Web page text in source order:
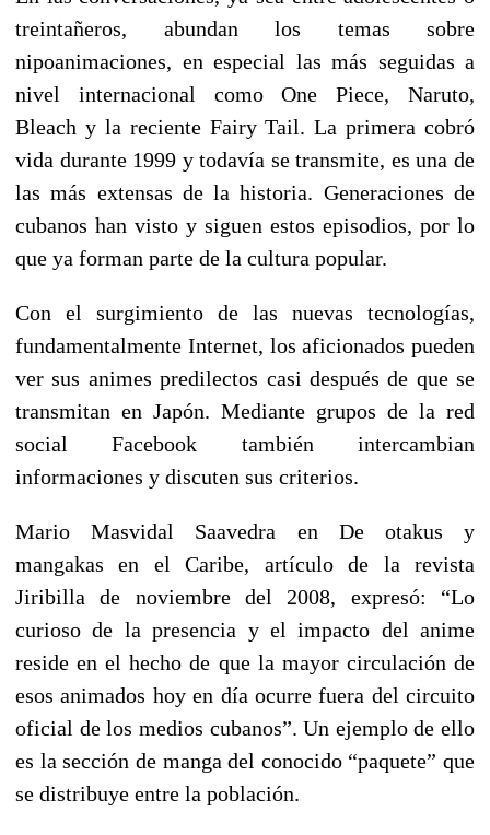
treintañeros, abundan los temas sobre
nipoanimaciones, en especial las más seguidas a
nivel internacional como One Piece, Naruto,
Bleach y la reciente Fairy Tail. La primera cobró
vida durante 1999 y todavía se transmite, es una de
las más extensas de la historia. Generaciones de
cubanos han visto y siguen estos episodios, por lo
que ya forman parte de la cultura popular.
Con el surgimiento de las nuevas tecnologías,
fundamentalmente Internet, los aficionados pueden
ver sus animes predilectos casi después de que se
transmitan en Japón. Mediante grupos de la red
social Facebook también intercambian
informaciones y discuten sus criterios.
Mario Masvidal Saavedra en De otakus y
mangakas en el Caribe, artículo de la revista
Jiribilla de noviembre del 2008, expresó: “Lo
curioso de la presencia y el impacto del anime
reside en el hecho de que la mayor circulación de
esos animados hoy en día ocurre fuera del circuito
oficial de los medios cubanos”. Un ejemplo de ello
es la sección de manga del conocido “paquete” que
se distribuye entre la población.